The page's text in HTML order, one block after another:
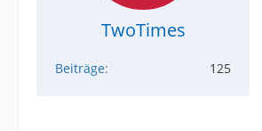
TwoTimes
Beiträge 125